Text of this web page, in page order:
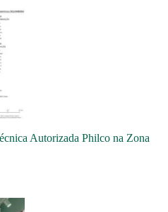
Autorizada Philco na Zona